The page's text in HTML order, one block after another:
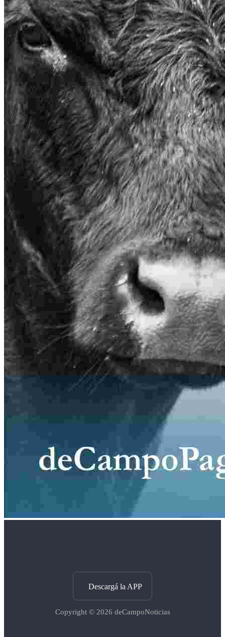
Descargá la APP
Copyright © 2026 deCampoNoticias